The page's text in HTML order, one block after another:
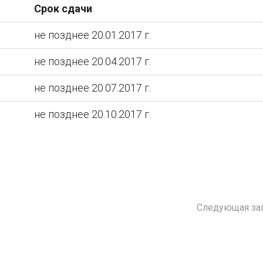
Срок сдачи
не позднее 20.01.2017 г.
не позднее 20.04.2017 г.
не позднее 20.07.2017 г.
не позднее 20.10.2017 г.
Следующая